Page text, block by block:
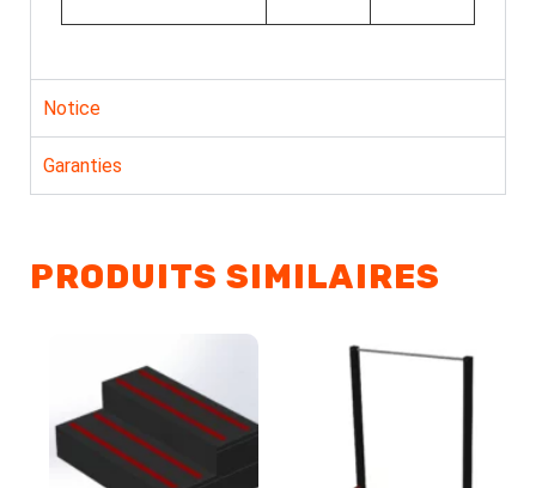
Notice
Garanties
PRODUITS SIMILAIRES